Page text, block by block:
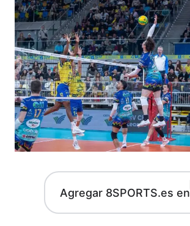
Agregar 8SPORTS.es en